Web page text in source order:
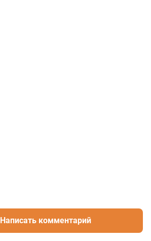
Написать комментарий